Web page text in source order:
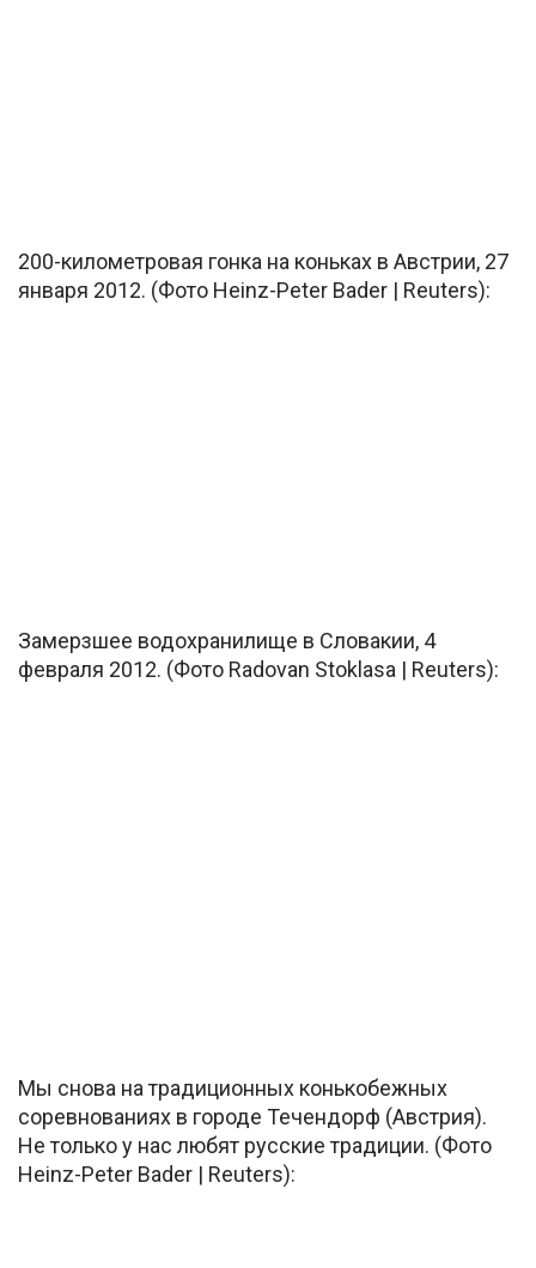
200-километровая гонка на коньках в Австрии, 27
января 2012. (Фото Heinz-Peter Bader | Reuters):
Замерзшее водохранилище в Словакии, 4
февраля 2012. (Фото Radovan Stoklasa | Reuters):
Мы снова на традиционных конькобежных
соревнованиях в городе Течендорф (Австрия).
Не только у нас любят русские традиции. (Фото
Heinz-Peter Bader | Reuters):